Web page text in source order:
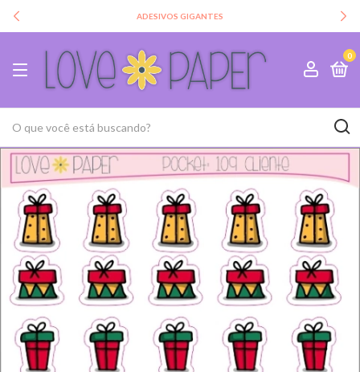
ADESIVOS GIGANTES
0